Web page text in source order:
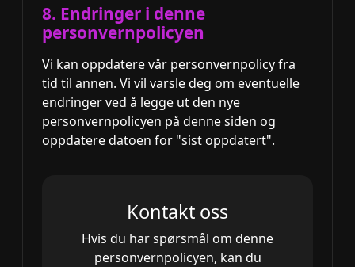
8. Endringer i denne
personvernpolicyen
Vi kan oppdatere vår personvernpolicy fra
tid til annen. Vi vil varsle deg om eventuelle
endringer ved å legge ut den nye
personvernpolicyen på denne siden og
oppdatere datoen for "sist oppdatert".
Kontakt oss
Hvis du har spørsmål om denne
personvernpolicyen, kan du